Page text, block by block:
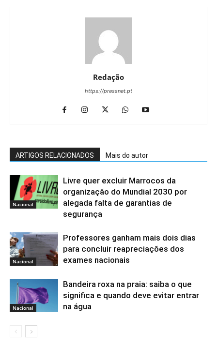
Redação
https://pressnet.pt
ARTIGOS RELACIONADOS Mais do autor
Nacional
Livre quer excluir Marrocos da
organização do Mundial 2030 por
alegada falta de garantias de
segurança
Nacional
Professores ganham mais dois dias
para concluir reapreciações dos
exames nacionais
Nacional
Bandeira roxa na praia: saiba o que
significa e quando deve evitar entrar
na água